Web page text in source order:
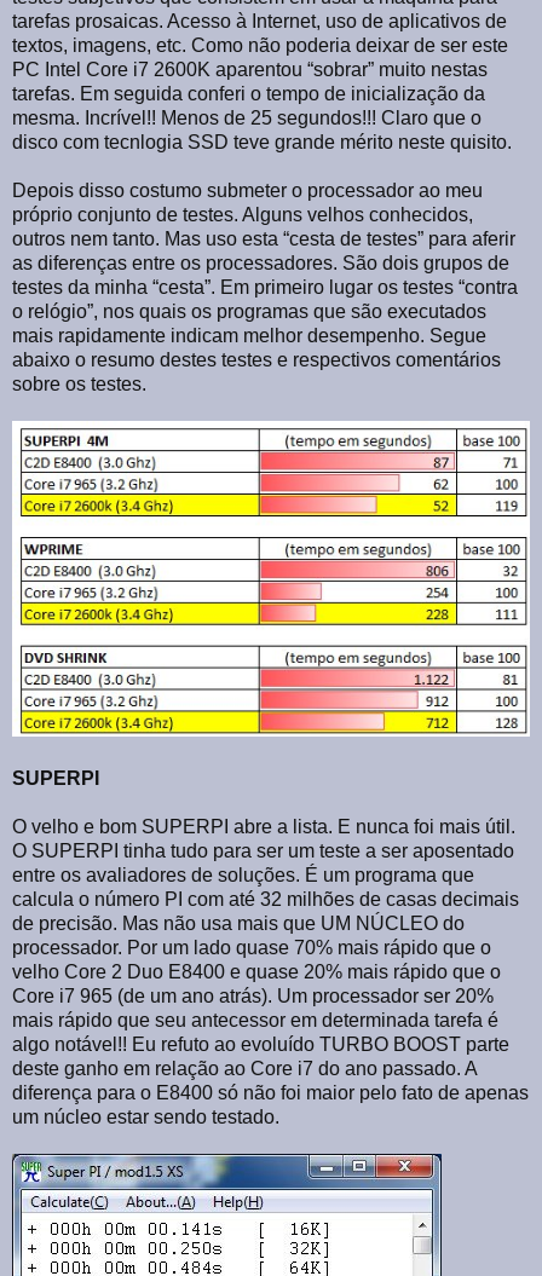
tarefas prosaicas. Acesso à Internet, uso de aplicativos de
textos, imagens, etc. Como não poderia deixar de ser este
PC Intel Core i7 2600K aparentou “sobrar” muito nestas
tarefas. Em seguida conferi o tempo de inicialização da
mesma. Incrível!! Menos de 25 segundos!!! Claro que o
disco com tecnlogia SSD teve grande mérito neste quisito.
Depois disso costumo submeter o processador ao meu
próprio conjunto de testes. Alguns velhos conhecidos,
outros nem tanto. Mas uso esta “cesta de testes” para aferir
as diferenças entre os processadores. São dois grupos de
testes da minha “cesta”. Em primeiro lugar os testes “contra
o relógio”, nos quais os programas que são executados
mais rapidamente indicam melhor desempenho. Segue
abaixo o resumo destes testes e respectivos comentários
sobre os testes.
SUPERPI
O velho e bom SUPERPI abre a lista. E nunca foi mais útil.
O SUPERPI tinha tudo para ser um teste a ser aposentado
entre os avaliadores de soluções. É um programa que
calcula o número PI com até 32 milhões de casas decimais
de precisão. Mas não usa mais que UM NÚCLEO do
processador. Por um lado quase 70% mais rápido que o
velho Core 2 Duo E8400 e quase 20% mais rápido que o
Core i7 965 (de um ano atrás). Um processador ser 20%
mais rápido que seu antecessor em determinada tarefa é
algo notável!! Eu refuto ao evoluído TURBO BOOST parte
deste ganho em relação ao Core i7 do ano passado. A
diferença para o E8400 só não foi maior pelo fato de apenas
um núcleo estar sendo testado.